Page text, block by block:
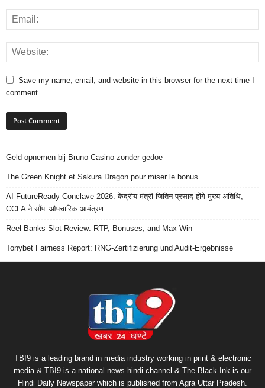
Save my name, email, and website in this browser for the next time I
comment.
Geld opnemen bij Bruno Casino zonder gedoe
The Green Knight et Sakura Dragon pour miser le bonus
AI FutureReady Conclave 2026: केंद्रीय मंत्री जितिन प्रसाद होंगे मुख्य अतिथि,
CCLA ने सौंपा औपचारिक आमंत्रण
Reel Banks Slot Review: RTP, Bonuses, and Max Win
Tonybet Fairness Report: RNG-Zertifizierung und Audit-Ergebnisse
TBI9 is a leading brand in media industry working in print & electronic
media & TBI9 is a national news hindi channel & The Black Ink is our
Hindi Daily Newspaper which is published from Agra Uttar Pradesh.